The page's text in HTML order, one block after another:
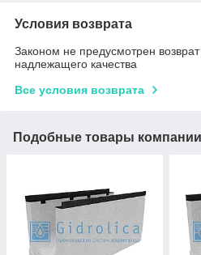
Условия возврата
Законом не предусмотрен
надлежащего качества
Все условия возврата
Подобные товары компании